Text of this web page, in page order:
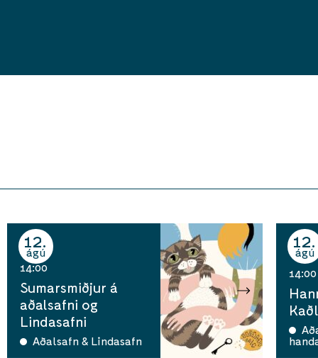
12
ágú
14:00
Sumarsmiðjur á
aðalsafni og
Lindasafni
Aðalsafn & Lindasafn
12
ágú
14:00